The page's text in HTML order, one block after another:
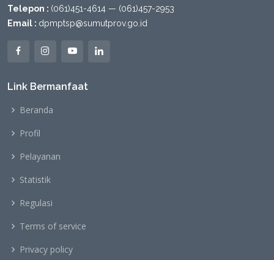
Telepon : (061)451-4614 — (061)457-2953
Email : dpmptsp@sumutprov.go.id
Link Bermanfaat
Beranda
Profil
Pelayanan
Statistik
Regulasi
Terms of service
Privacy policy